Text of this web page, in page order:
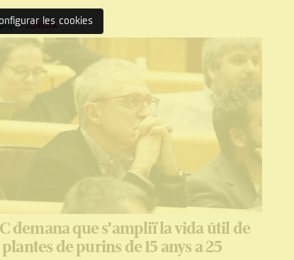
-JUNEDA
demana que s'ampliï la vida útil de
de purins de 15 anys a 25
les cookies